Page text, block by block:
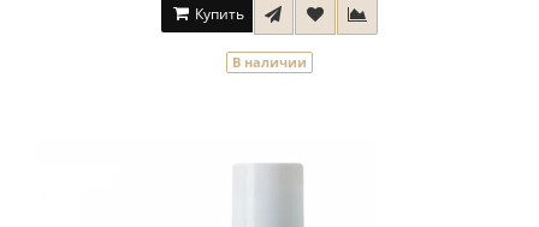
Купить
В наличии